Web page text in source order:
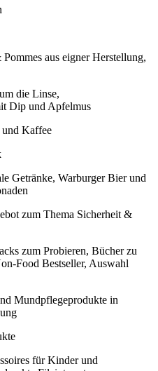
aus eigner Herstellung,
die Linse,
Dip und Apfelmus
Kaffee
Getränke, Warburger Bier und
zum Thema Sicherheit &
zum Probieren, Bücher zu
Food Bestseller, Auswahl
Mundpflegeprodukte in
für Kinder und